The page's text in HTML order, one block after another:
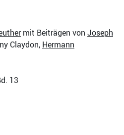
mit Beiträgen von Joseph
Claydon, Hermann
13